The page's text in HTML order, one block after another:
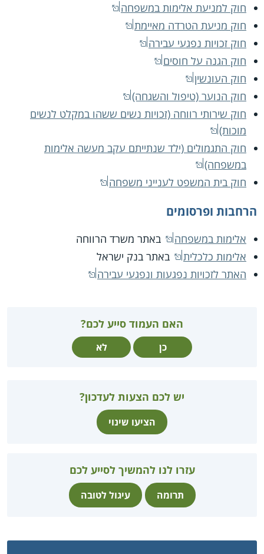
חוק למניעת אלימות במשפחה
חוק מניעת הטרדה מאיימת
חוק זכויות נפגעי עבירה
חוק הגנה על חוסים
חוק העונשין
חוק הנוער (טיפול והשגחה)
חוק שירותי רווחה (זכויות נשים ששהו במקלט לנשים
מוכות)
חוק התגמולים (ילד שנתייתם עקב מעשה אלימות
במשפחה)
חוק בית המשפט לענייני משפחה
הרחבות ופרסומים
אלימות במשפחה
באתר משרד הרווחה
אלימות כלכלית
באתר בנק ישראל
האתר לזכויות נפגעות ונפגעי עבירה
האם העמוד סייע לכם?
כן לא
יש לכם הצעות לעדכון?
הציעו שינוי
עזרו לנו להמשיך לסייע לכם
תרומה עיגול לטובה